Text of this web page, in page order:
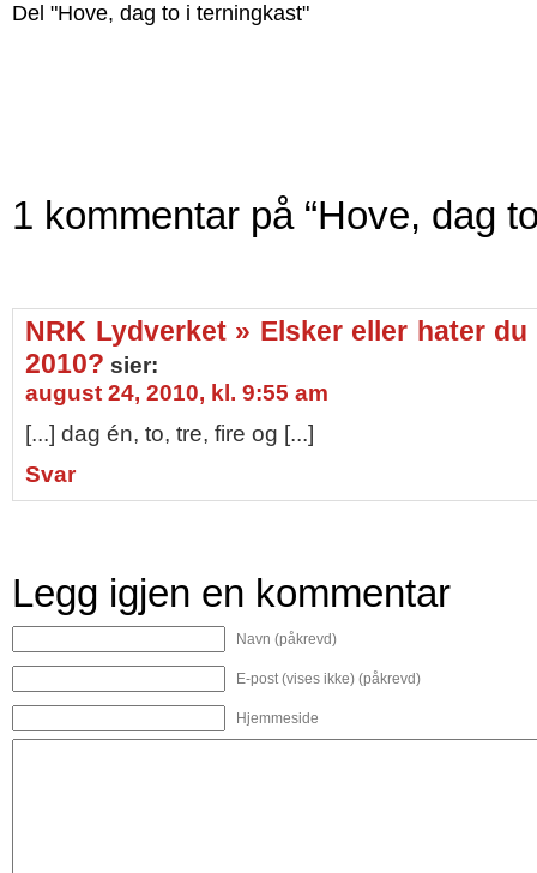
Del "Hove, dag to i terningkast"
1 kommentar på “Hove, dag
NRK Lydverket » Elsker eller hater
2010? sier:
august 24, 2010, kl. 9:55 am
[...] dag én, to, tre, fire og [...]
Svar
Legg igjen en kommentar
Navn (påkrevd)
E-post (vises ikke) (påkrevd)
Hjemmeside